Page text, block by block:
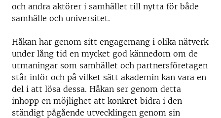
och andra aktörer i samhället till nytta för både
samhälle och universitet.
Håkan har genom sitt engagemang i olika nätverk
under lång tid en mycket god kännedom om de
utmaningar som samhället och partnersföretagen
står inför och på vilket sätt akademin kan vara en
del i att lösa dessa. Håkan ser genom detta
inhopp en möjlighet att konkret bidra i den
ständigt pågående utvecklingen genom sin